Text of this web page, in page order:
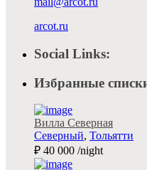
arcot.ru
Social Links:
Избранные
Вилла Северная
Северный, Тольятти
₽ 40 000 /night